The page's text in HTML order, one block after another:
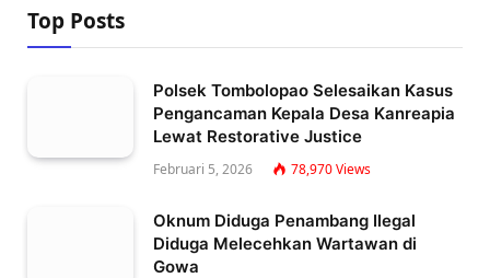
Top Posts
Polsek Tombolopao Selesaikan Kasus
Pengancaman Kepala Desa Kanreapia
Lewat Restorative Justice
Februari 5, 2026 78,970Views
Oknum Diduga Penambang Ilegal
Diduga Melecehkan Wartawan di
Gowa